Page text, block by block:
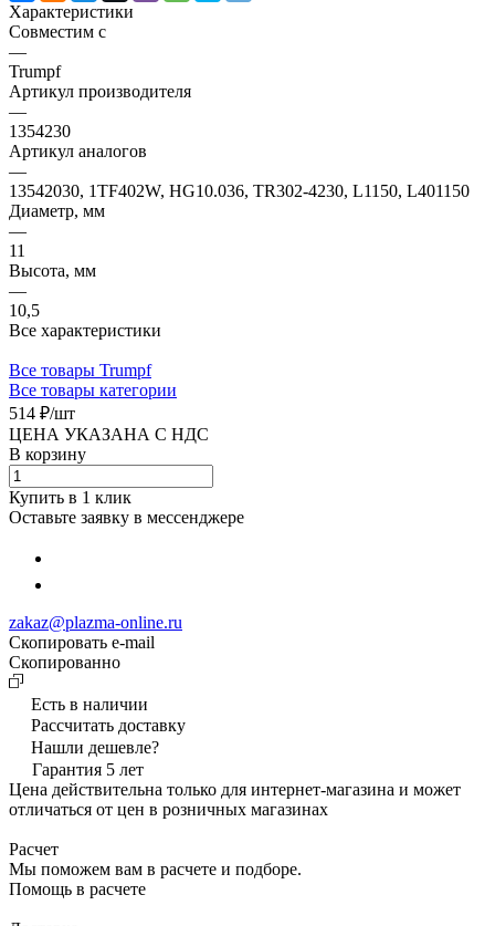
Характеристики
Совместим с
—
Trumpf
Артикул производителя
—
1354230
Артикул аналогов
—
13542030, 1TF402W, HG10.036, TR302-4230, L1150, L401150
Диаметр, мм
—
11
Высота, мм
—
10,5
Все характеристики
Все товары Trumpf
Все товары категории
514 ₽/шт
ЦЕНА УКАЗАНА С НДС
В корзину
Купить в 1 клик
Оставьте заявку в мессенджере
zakaz@plazma-online.ru
Скопировать e-mail
Cкопированно
Есть в наличии
Рассчитать доставку
Нашли дешевле?
Гарантия 5 лет
Цена действительна только для интернет-магазина и может
отличаться от цен в розничных магазинах
Расчет
Мы поможем вам в расчете и подборе.
Помощь в расчете